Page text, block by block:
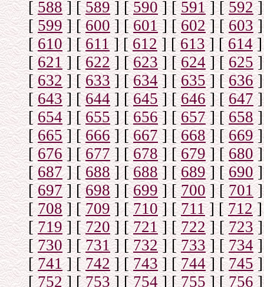
[588] [589] [590] [591] [592]
[599] [600] [601] [602] [603]
[610] [611] [612] [613] [614]
[621] [622] [623] [624] [ 625]
[632] [633] [634] [635] [636]
[643] [644] [645] [646] [647]
[654] [655] [656] [657] [658]
[665] [666] [667] [668] [669]
[676] [677] [678] [679] [ 680]
[687] [688] [688] [689] [690]
[697] [698] [699] [700] [701]
[708] [709] [710] [711] [712]
[719] [720] [721] [722] [723]
[730] [731] [732] [733] [734]
[741] [742] [743] [744] [745]
[752] [753] [754] [755] [756]